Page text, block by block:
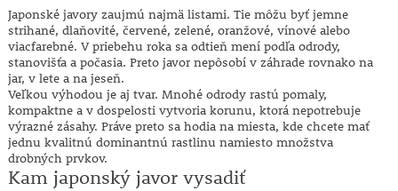
Japonské javory zaujmú najmä listami. Tie môžu byť jemne
strihané, dlaňovité, červené, zelené, oranžové, vínové alebo
viacfarebné. V priebehu roka sa odtieň mení podľa odrody,
stanovišťa a počasia. Preto javor nepôsobí v záhrade rovnako na
jar, v lete a na jeseň.
Veľkou výhodou je aj tvar. Mnohé odrody rastú pomaly,
kompaktne a v dospelosti vytvoria korunu, ktorá nepotrebuje
výrazné zásahy. Práve preto sa hodia na miesta, kde chcete mať
jednu kvalitnú dominantnú rastlinu namiesto množstva
drobných prvkov.
Kam japonský javor vysadiť